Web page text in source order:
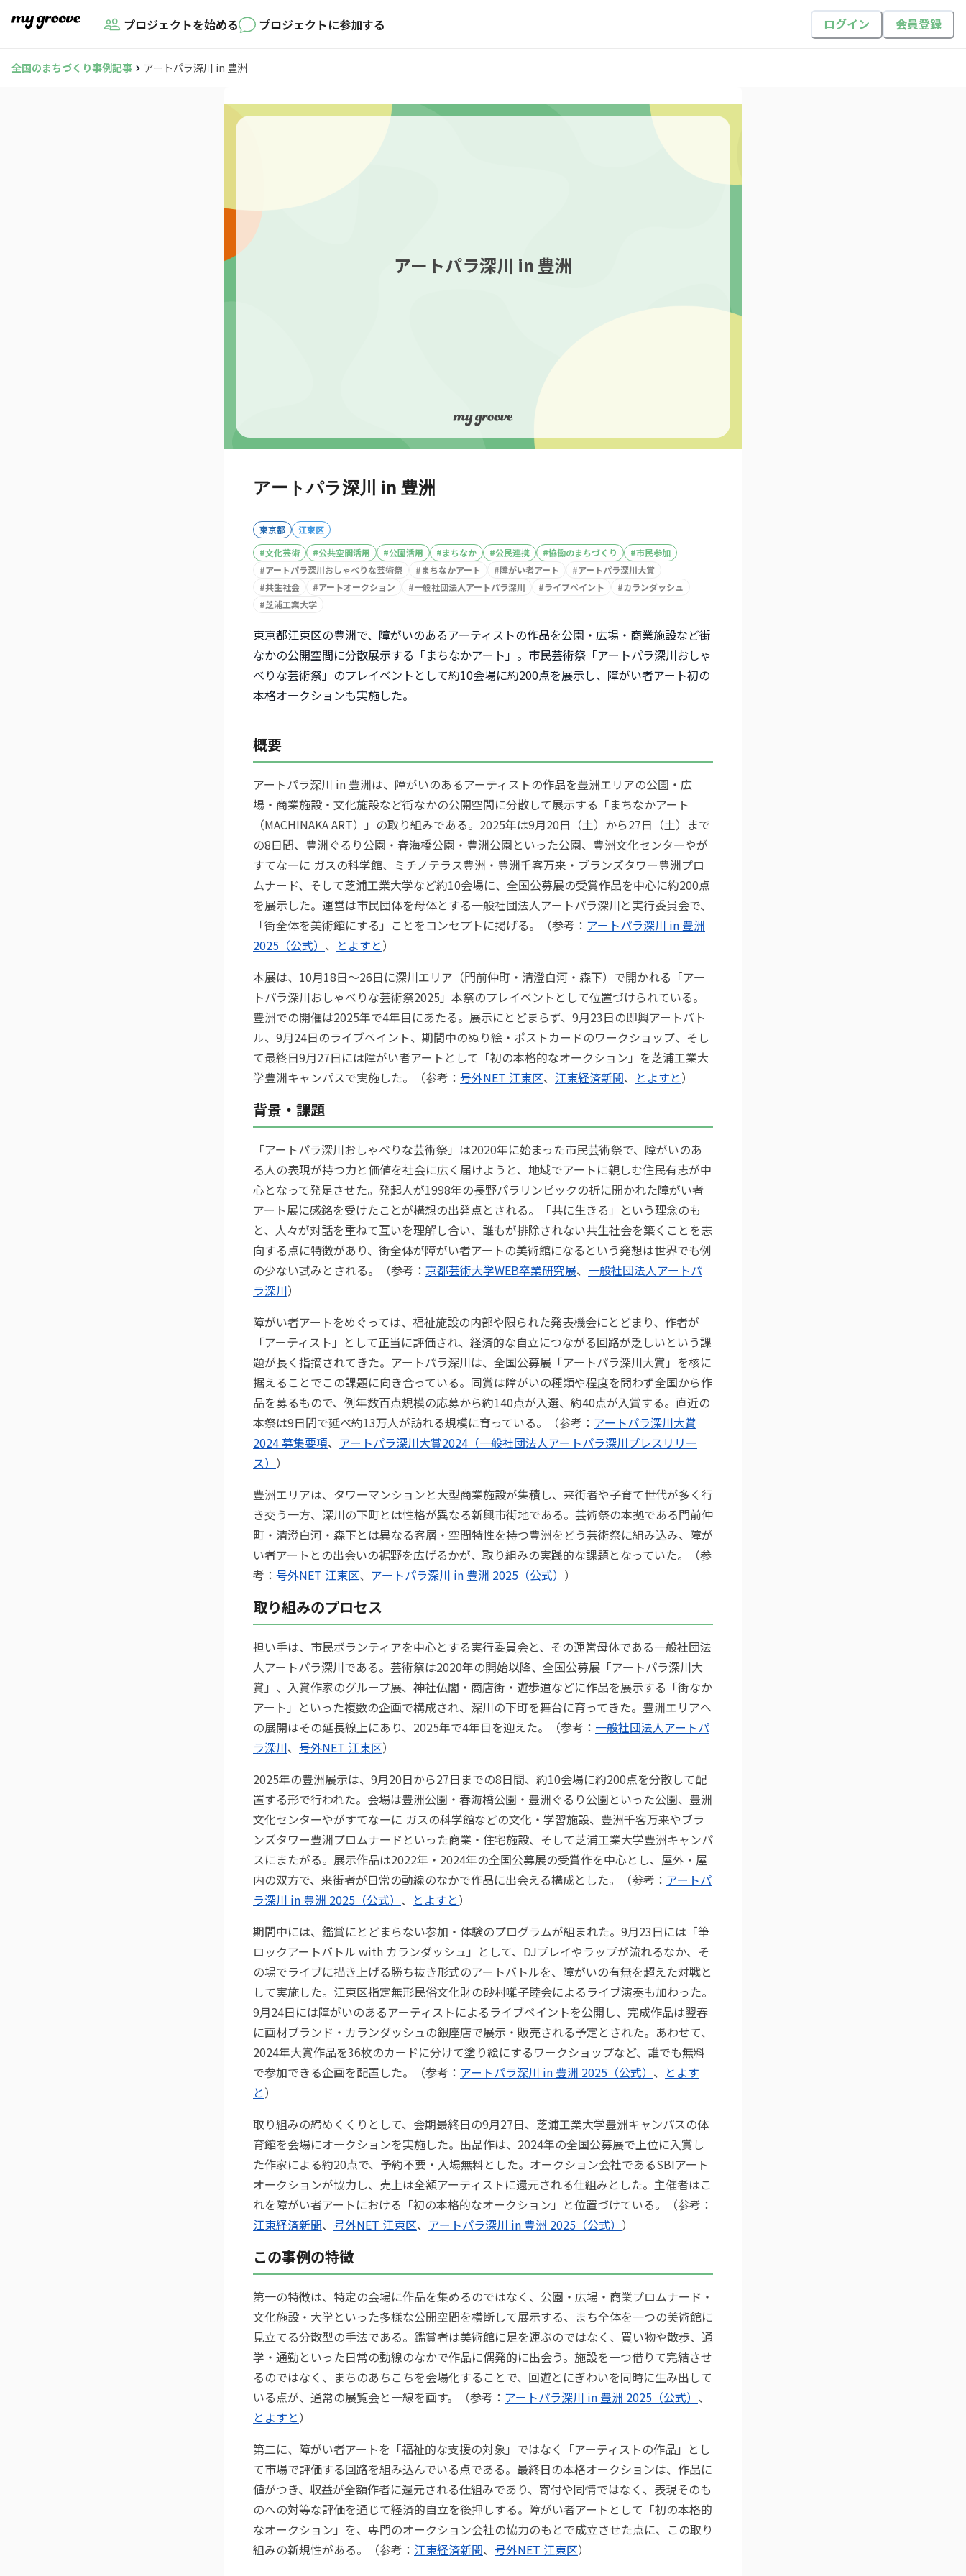
プロジェクトを始める プロジェクトに参加する ログイン 会員登録
全国のまちづくり事例記事 アートパラ深川 in 豊洲
アートパラ深川 in 豊洲
アートパラ深川 in 豊洲
東京都
江東区
#文化芸術 #公共空間活用 #公園活用 #まちなか #公民連携 #協働のまちづくり #市民参加
#アートパラ深川おしゃべりな芸術祭 #まちなかアート #障がい者アート #アートパラ深川大賞
#共生社会 #アートオークション #一般社団法人アートパラ深川 #ライブペイント #カランダッシュ
#芝浦工業大学
東京都江東区の豊洲で、障がいのあるアーティストの作品を公園・広場・商業施設など街
なかの公開空間に分散展示する「まちなかアート」。市民芸術祭「アートパラ深川おしゃ
べりな芸術祭」のプレイベントとして約10会場に約200点を展示し、障がい者アート初の
本格オークションも実施した。
概要
アートパラ深川 in 豊洲は、障がいのあるアーティストの作品を豊洲エリアの公園・広
場・商業施設・文化施設など街なかの公開空間に分散して展示する「まちなかアート
（MACHINAKA ART）」の取り組みである。2025年は9月20日（土）から27日（土）まで
の8日間、豊洲ぐるり公園・春海橋公園・豊洲公園といった公園、豊洲文化センターやが
すてなーに ガスの科学館、ミチノテラス豊洲・豊洲千客万来・ブランズタワー豊洲プロ
ムナード、そして芝浦工業大学など約10会場に、全国公募展の受賞作品を中心に約200点
を展示した。運営は市民団体を母体とする一般社団法人アートパラ深川と実行委員会で、
「街全体を美術館にする」ことをコンセプトに掲げる。（参考： アートパラ深川 in 豊洲
2025（公式） 、 とよすと）
本展は、10月18日〜26日に深川エリア（門前仲町・清澄白河・森下）で開かれる「アー
トパラ深川おしゃべりな芸術祭2025」本祭のプレイベントとして位置づけられている。
豊洲での開催は2025年で4年目にあたる。展示にとどまらず、9月23日の即興アートバト
ル、9月24日のライブペイント、期間中のぬり絵・ポストカードのワークショップ、そし
て最終日9月27日には障がい者アートとして「初の本格的なオークション」を芝浦工業大
学豊洲キャンパスで実施した。（参考： 号外NET 江東区、 江東経済新聞、 とよすと）
背景・課題
「アートパラ深川おしゃべりな芸術祭」は2020年に始まった市民芸術祭で、障がいのあ
る人の表現が持つ力と価値を社会に広く届けようと、地域でアートに親しむ住民有志が中
心となって発足させた。発起人が1998年の長野パラリンピックの折に開かれた障がい者
アート展に感銘を受けたことが構想の出発点とされる。「共に生きる」という理念のも
と、人々が対話を重ねて互いを理解し合い、誰もが排除されない共生社会を築くことを志
向する点に特徴があり、街全体が障がい者アートの美術館になるという発想は世界でも例
の少ない試みとされる。（参考： 京都芸術大学WEB卒業研究展、 一般社団法人アートパ
ラ深川）
障がい者アートをめぐっては、福祉施設の内部や限られた発表機会にとどまり、作者が
「アーティスト」として正当に評価され、経済的な自立につながる回路が乏しいという課
題が長く指摘されてきた。アートパラ深川は、全国公募展「アートパラ深川大賞」を核に
据えることでこの課題に向き合っている。同賞は障がいの種類や程度を問わず全国から作
品を募るもので、例年数百点規模の応募から約140点が入選、約40点が入賞する。直近の
本祭は9日間で延べ約13万人が訪れる規模に育っている。（参考： アートパラ深川大賞
2024 募集要項、 アートパラ深川大賞2024（一般社団法人アートパラ深川プレスリリー
ス） ）
豊洲エリアは、タワーマンションと大型商業施設が集積し、来街者や子育て世代が多く行
き交う一方、深川の下町とは性格が異なる新興市街地である。芸術祭の本拠である門前仲
町・清澄白河・森下とは異なる客層・空間特性を持つ豊洲をどう芸術祭に組み込み、障が
い者アートとの出会いの裾野を広げるかが、取り組みの実践的な課題となっていた。（参
考： 号外NET 江東区、 アートパラ深川 in 豊洲 2025（公式） ）
取り組みのプロセス
担い手は、市民ボランティアを中心とする実行委員会と、その運営母体である一般社団法
人アートパラ深川である。芸術祭は2020年の開始以降、全国公募展「アートパラ深川大
賞」、入賞作家のグループ展、神社仏閣・商店街・遊歩道などに作品を展示する「街なか
アート」といった複数の企画で構成され、深川の下町を舞台に育ってきた。豊洲エリアへ
の展開はその延長線上にあり、2025年で4年目を迎えた。（参考： 一般社団法人アートパ
ラ深川、 号外NET 江東区）
2025年の豊洲展示は、9月20日から27日までの8日間、約10会場に約200点を分散して配
置する形で行われた。会場は豊洲公園・春海橋公園・豊洲ぐるり公園といった公園、豊洲
文化センターやがすてなーに ガスの科学館などの文化・学習施設、豊洲千客万来やブラ
ンズタワー豊洲プロムナードといった商業・住宅施設、そして芝浦工業大学豊洲キャンパ
スにまたがる。展示作品は2022年・2024年の全国公募展の受賞作を中心とし、屋外・屋
内の双方で、来街者が日常の動線のなかで作品に出会える構成とした。（参考： アートパ
ラ深川 in 豊洲 2025（公式） 、 とよすと）
期間中には、鑑賞にとどまらない参加・体験のプログラムが組まれた。9月23日には「筆
ロックアートバトル with カランダッシュ」として、DJプレイやラップが流れるなか、そ
の場でライブに描き上げる勝ち抜き形式のアートバトルを、障がいの有無を超えた対戦と
して実施した。江東区指定無形民俗文化財の砂村囃子睦会によるライブ演奏も加わった。
9月24日には障がいのあるアーティストによるライブペイントを公開し、完成作品は翌春
に画材ブランド・カランダッシュの銀座店で展示・販売される予定とされた。あわせて、
2024年大賞作品を36枚のカードに分けて塗り絵にするワークショップなど、誰でも無料
で参加できる企画を配置した。（参考： アートパラ深川 in 豊洲 2025（公式） 、 とよす
と）
取り組みの締めくくりとして、会期最終日の9月27日、芝浦工業大学豊洲キャンパスの体
育館を会場にオークションを実施した。出品作は、2024年の全国公募展で上位に入賞し
た作家による約20点で、予約不要・入場無料とした。オークション会社であるSBIアート
オークションが協力し、売上は全額アーティストに還元される仕組みとした。主催者はこ
れを障がい者アートにおける「初の本格的なオークション」と位置づけている。（参考：
江東経済新聞、 号外NET 江東区、 アートパラ深川 in 豊洲 2025（公式） ）
この事例の特徴
第一の特徴は、特定の会場に作品を集めるのではなく、公園・広場・商業プロムナード・
文化施設・大学といった多様な公開空間を横断して展示する、まち全体を一つの美術館に
見立てる分散型の手法である。鑑賞者は美術館に足を運ぶのではなく、買い物や散歩、通
学・通勤といった日常の動線のなかで作品に偶発的に出会う。施設を一つ借りて完結させ
るのではなく、まちのあちこちを会場化することで、回遊とにぎわいを同時に生み出して
いる点が、通常の展覧会と一線を画す。（参考： アートパラ深川 in 豊洲 2025（公式） 、
とよすと）
第二に、障がい者アートを「福祉的な支援の対象」ではなく「アーティストの作品」とし
て市場で評価する回路を組み込んでいる点である。最終日の本格オークションは、作品に
値がつき、収益が全額作者に還元される仕組みであり、寄付や同情ではなく、表現そのも
のへの対等な評価を通じて経済的自立を後押しする。障がい者アートとして「初の本格的
なオークション」を、専門のオークション会社の協力のもとで成立させた点に、この取り
組みの新規性がある。（参考： 江東経済新聞、 号外NET 江東区）